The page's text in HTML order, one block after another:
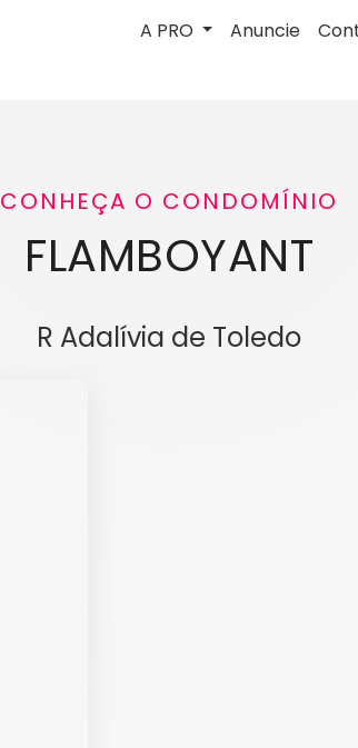
A PRO Anuncie
CONHEÇA O CONDOMÍNIO
FLAMBOYANT
R Adalívia de Toledo